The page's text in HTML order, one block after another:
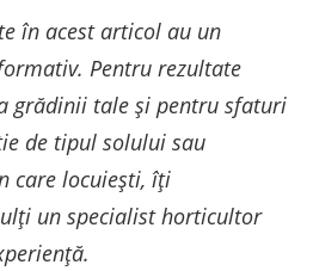
în acest articol au un
Pentru rezultate
grădinii tale și pentru sfaturi
de tipul solului sau
care locuiești, îți
un specialist horticultor